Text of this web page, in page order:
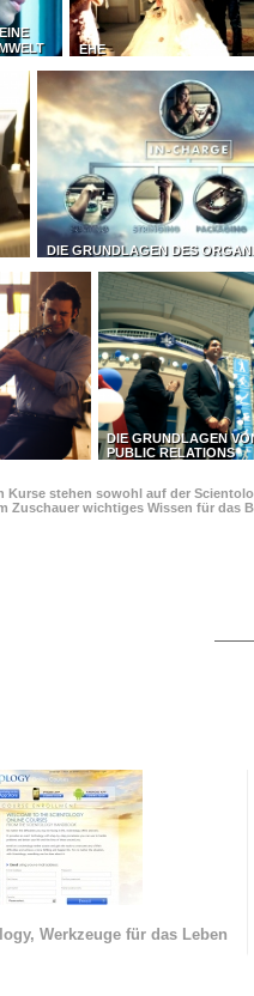
EHE
DIE GRUNDLAGEN DES
DIE GRUNDLAGEN
PUBLIC RELATIONS
Kurse stehen sowohl auf der
wichtiges Wissen für das
Werkzeuge für das Leben